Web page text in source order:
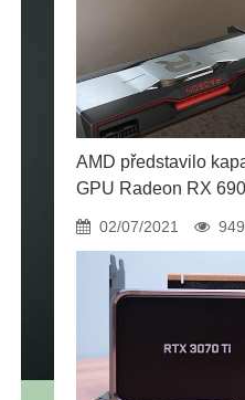
AMD představilo
GPU Radeon RX
02/07/2021